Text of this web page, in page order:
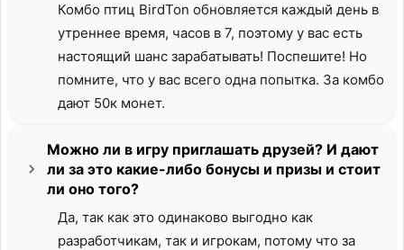
Комбо птиц BirdTon обновляется каждый день в
утреннее время, часов в 7, поэтому у вас есть
настоящий шанс зарабатывать! Поспешите! Но
помните, что у вас всего одна попытка. За комбо
дают 50к монет.
Можно ли в игру приглашать друзей? И дают
ли за это какие-либо бонусы и призы и стоит
ли оно того?
Да, так как это одинаково выгодно как
разработчикам, так и игрокам, потому что за